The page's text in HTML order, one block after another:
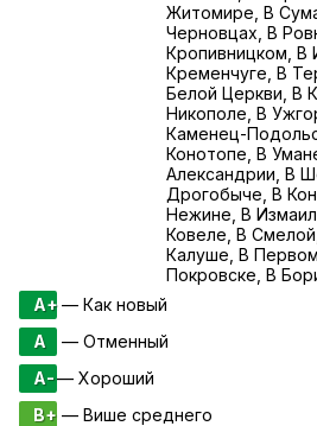
Житомире, В
Черновцах, В
Кропивницком, В
Кременчуге, В
Белой Церкви, В
Никополе, В
Каменец-
Конотопе, В
Александрии, В
Дрогобыче, В
Нежине, В
Ковеле, В
Калуше, В
Покровске, В
A+— Как новый
A
— Отменный
A-— Хороший
B+ — Више среднего